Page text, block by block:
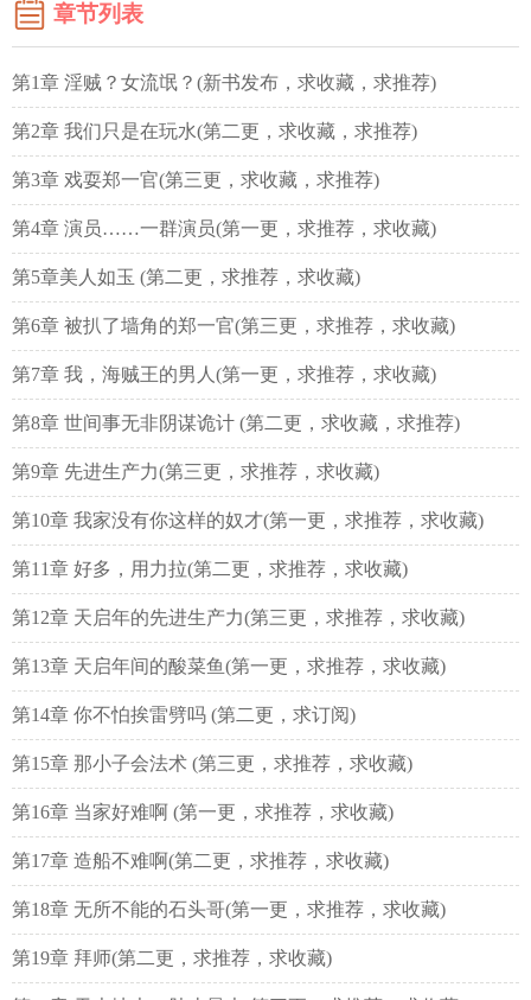
章节列表
第1章 淫贼？女流氓？(新书发布，求收藏，求推荐)
第2章 我们只是在玩水(第二更，求收藏，求推荐)
第3章 戏耍郑一官(第三更，求收藏，求推荐)
第4章 演员……一群演员(第一更，求推荐，求收藏)
第5章美人如玉 (第二更，求推荐，求收藏)
第6章 被扒了墙角的郑一官(第三更，求推荐，求收藏)
第7章 我，海贼王的男人(第一更，求推荐，求收藏)
第8章 世间事无非阴谋诡计 (第二更，求收藏，求推荐)
第9章 先进生产力(第三更，求推荐，求收藏)
第10章 我家没有你这样的奴才(第一更，求推荐，求收藏)
第11章 好多，用力拉(第二更，求推荐，求收藏)
第12章 天启年的先进生产力(第三更，求推荐，求收藏)
第13章 天启年间的酸菜鱼(第一更，求推荐，求收藏)
第14章 你不怕挨雷劈吗 (第二更，求订阅)
第15章 那小子会法术 (第三更，求推荐，求收藏)
第16章 当家好难啊 (第一更，求推荐，求收藏)
第17章 造船不难啊(第二更，求推荐，求收藏)
第18章 无所不能的石头哥(第一更，求推荐，求收藏)
第19章 拜师(第二更，求推荐，求收藏)